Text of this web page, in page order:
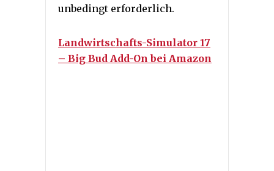
unbedingt erforderlich.
Landwirtschafts-Simulator 17
– Big Bud Add-On bei Amazon